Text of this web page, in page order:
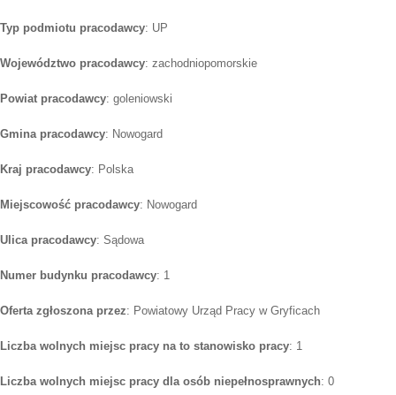
Typ podmiotu pracodawcy: UP
Województwo pracodawcy: zachodniopomorskie
Powiat pracodawcy: goleniowski
Gmina pracodawcy: Nowogard
Kraj pracodawcy: Polska
Miejscowość pracodawcy: Nowogard
Ulica pracodawcy: Sądowa
Numer budynku pracodawcy: 1
Oferta zgłoszona przez: Powiatowy Urząd Pracy w Gryficach
Liczba wolnych miejsc pracy na to stanowisko pracy: 1
Liczba wolnych miejsc pracy dla osób niepełnosprawnych: 0